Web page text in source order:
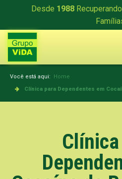
Desde 1988
Você está aqui: Home
Clínica para Dependentes em